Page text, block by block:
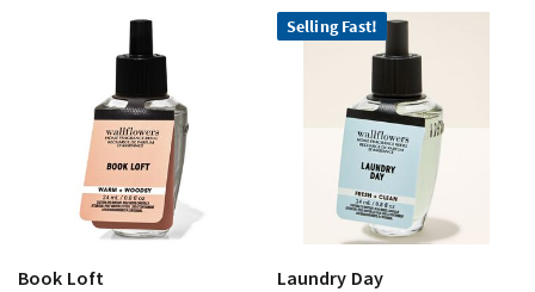
Book Loft
Selling Fast!
Laundry Day